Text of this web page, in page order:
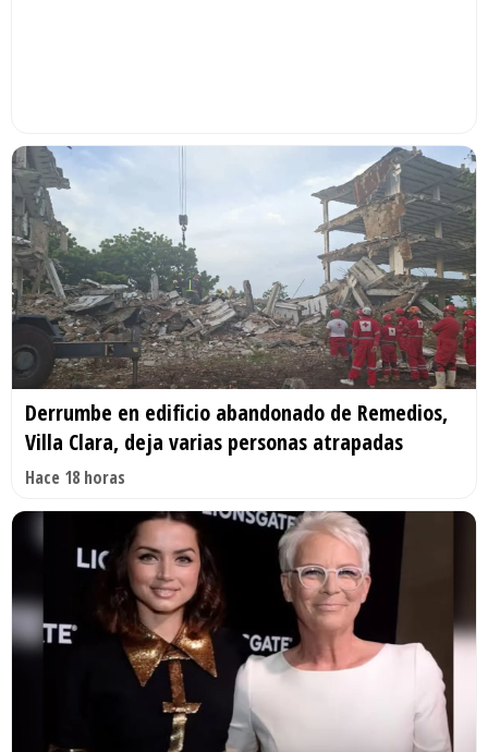
Derrumbe en edificio abandonado de Remedios,
Villa Clara, deja varias personas atrapadas
Hace 18 horas